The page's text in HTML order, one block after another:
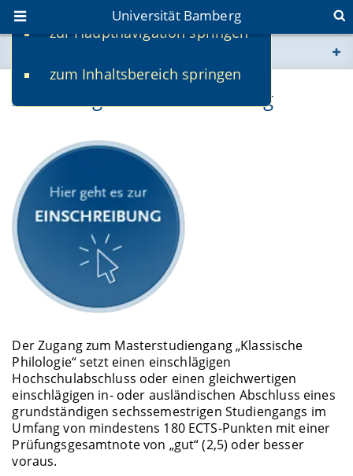
zur Hauptnavigation springen
zum Inhaltsbereich springen
Universität Bamberg
www.uni-bamberg.de
fis.uni-bamberg.de
Zulassung und Einschreibung
Der Zugang zum Masterstudiengang „Klassische
Philologie“ setzt einen einschlägigen
Hochschulabschluss oder einen gleichwertigen
einschlägigen in- oder ausländischen Abschluss eines
grundständigen sechssemestrigen Studiengangs im
Umfang von mindestens 180 ECTS-Punkten mit einer
Prüfungsgesamtnote von „gut“ (2,5) oder besser
voraus.